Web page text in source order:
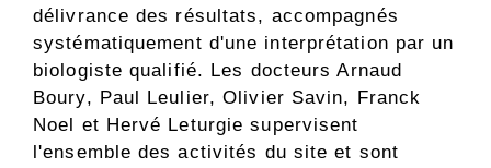
délivrance des résultats, accompagnés
systématiquement d'une interprétation par un
biologiste qualifié. Les docteurs Arnaud
Boury, Paul Leulier, Olivier Savin, Franck
Noel et Hervé Leturgie supervisent
l'ensemble des activités du site et sont